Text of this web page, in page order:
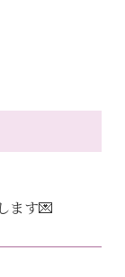
ます💌